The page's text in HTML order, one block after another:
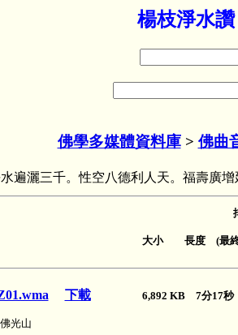
楊枝淨水
佛學多媒體資料庫> 佛曲
遍灑三千。性空八德利人天。福壽廣
大小 長度 (最終
下載 6,892 KB 7分17
光山